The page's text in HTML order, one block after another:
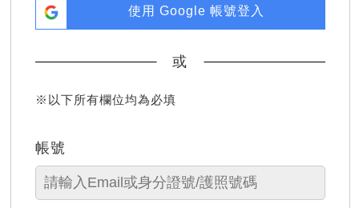
使用 Google 帳號登入
或
※以下所有欄位均為必填
帳號